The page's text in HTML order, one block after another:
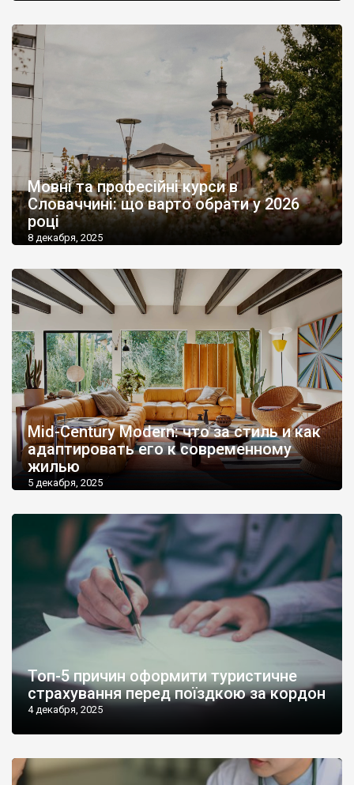
Мовні та професійні курси в
Словаччині: що варто обрати у 2026
році
8 декабря, 2025
Mid-Century Modern: что за стиль и как
адаптировать его к современному
жилью
5 декабря, 2025
Топ-5 причин оформити туристичне
страхування перед поїздкою за кордон
4 декабря, 2025